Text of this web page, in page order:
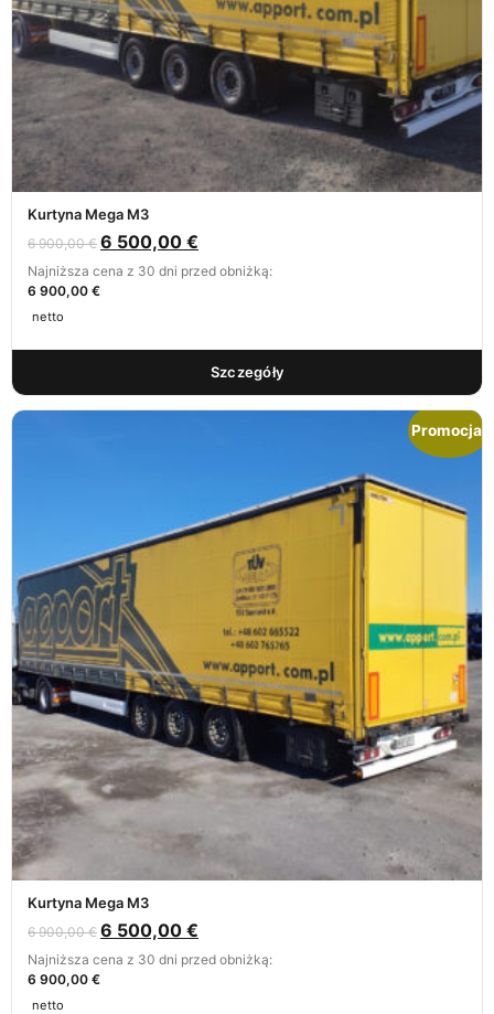
Kurtyna Mega M3
6 900,00€ 6 500,00 €
Najniższa cena z 30 dni przed obniżką:
6 900,00 €
netto
Szczegóły
Promocja!
Kurtyna Mega M3
6 900,00€ 6 500,00 €
Najniższa cena z 30 dni przed obniżką:
6 900,00 €
netto